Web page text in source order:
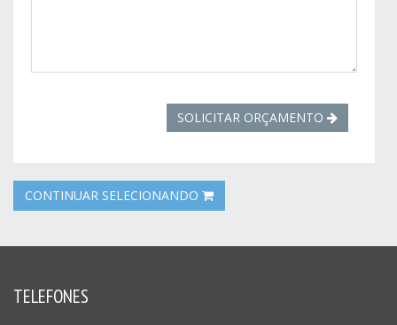
SOLICITAR ORÇAMENTO
CONTINUAR SELECIONANDO
TELEFONES